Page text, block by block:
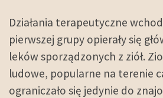
Działania terapeutyczne
pierwszej grupy opierały się
leków sporządzonych z ziół.
ludowe, popularne na terenie
ograniczało się jedynie do